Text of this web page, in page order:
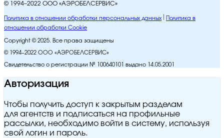
© 1994–2022 ООО «АЭРОБЕЛСЕРВИС»
Политика в отношении обработки персональных данных
Политика в
отношении обработки Cookie
Copyright © 2025. Все права защищены
© 1994–2022 ООО «АЭРОБЕЛСЕРВИС»
Свидетельство о регистрации № 100640101 выдано 14.05.2001
Авторизация
Чтобы получить доступ к закрытым разделам
для агентств и подписаться на профильные
рассылки, необходимо войти в систему, используя
свой логин и пароль.